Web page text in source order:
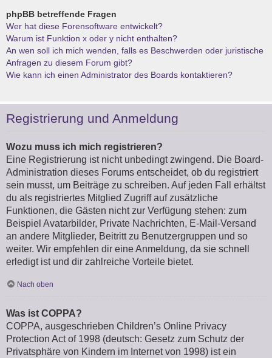
phpBB betreffende Fragen
Wer hat diese Forensoftware entwickelt?
Warum ist Funktion x oder y nicht enthalten?
An wen soll ich mich wenden, falls es Beschwerden oder juristische
Anfragen zu diesem Forum gibt?
Wie kann ich einen Administrator des Boards kontaktieren?
Registrierung und Anmeldung
Wozu muss ich mich registrieren?
Eine Registrierung ist nicht unbedingt zwingend. Die Board-
Administration dieses Forums entscheidet, ob du registriert
sein musst, um Beiträge zu schreiben. Auf jeden Fall erhältst
du als registriertes Mitglied Zugriff auf zusätzliche
Funktionen, die Gästen nicht zur Verfügung stehen: zum
Beispiel Avatarbilder, Private Nachrichten, E-Mail-Versand
an andere Mitglieder, Beitritt zu Benutzergruppen und so
weiter. Wir empfehlen dir eine Anmeldung, da sie schnell
erledigt ist und dir zahlreiche Vorteile bietet.
Nach oben
Was ist COPPA?
COPPA, ausgeschrieben Children’s Online Privacy
Protection Act of 1998 (deutsch: Gesetz zum Schutz der
Privatsphäre von Kindern im Internet von 1998) ist ein